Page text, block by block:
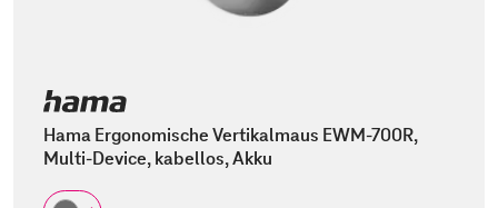
Hama Ergonomische Vertikalmaus EWM-700R,
Multi-Device, kabellos, Akku